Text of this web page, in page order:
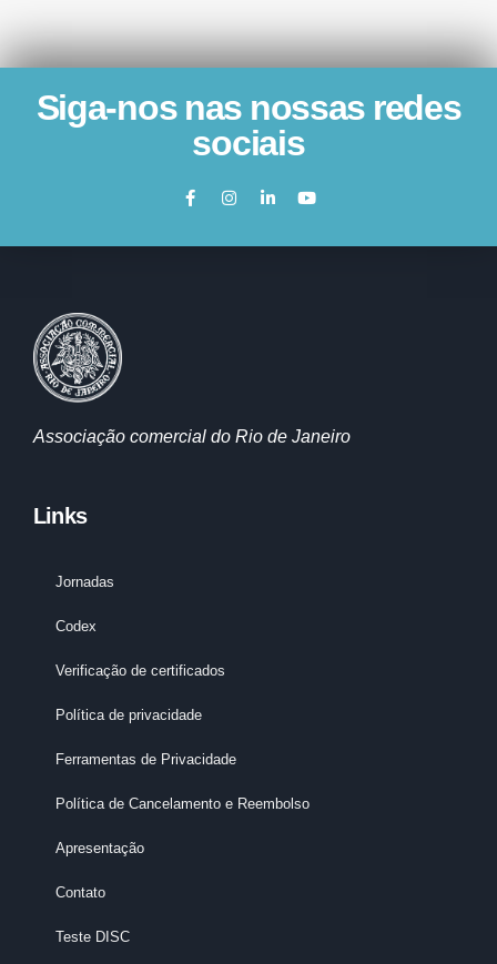
Siga-nos nas nossas redes
sociais
Associação comercial do Rio de Janeiro
Links
Jornadas
Codex
Verificação de certificados
Política de privacidade
Ferramentas de Privacidade
Política de Cancelamento e Reembolso
Apresentação
Contato
Teste DISC